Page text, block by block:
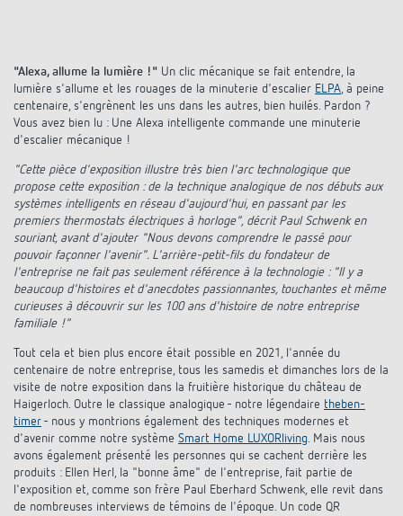
Commutation et variation fiables des LED
Aérez correctement: les capteurs de CO2
de Theben
Régulation de la température
Références
Application de Theben
Télérupteur impulsionnel OKTO de Theben
Historique
"Alexa, allume la lumière !" Un clic mécanique se fait entendre, la
lumière s'allume et les rouages de la minuterie d'escalier ELPA, à peine
centenaire, s'engrènent les uns dans les autres, bien huilés. Pardon ?
Vous avez bien lu : Une Alexa intelligente commande une minuterie
d'escalier mécanique !
"Cette pièce d'exposition illustre très bien l'arc technologique que
propose cette exposition : de la technique analogique de nos débuts aux
systèmes intelligents en réseau d'aujourd'hui, en passant par les
premiers thermostats électriques à horloge", décrit Paul Schwenk en
souriant, avant d'ajouter "Nous devons comprendre le passé pour
pouvoir façonner l'avenir". L'arrière-petit-fils du fondateur de
l'entreprise ne fait pas seulement référence à la technologie : "Il y a
beaucoup d'histoires et d'anecdotes passionnantes, touchantes et même
curieuses à découvrir sur les 100 ans d'histoire de notre entreprise
familiale !"
Tout cela et bien plus encore était possible en 2021, l'année du
centenaire de notre entreprise, tous les samedis et dimanches lors de la
visite de notre exposition dans la fruitière historique du château de
Haigerloch. Outre le classique analogique - notre légendaire theben-
timer - nous y montrions également des techniques modernes et
d'avenir comme notre système Smart Home LUXORliving. Mais nous
avons également présenté les personnes qui se cachent derrière les
produits : Ellen Herl, la "bonne âme" de l'entreprise, fait partie de
l'exposition et, comme son frère Paul Eberhard Schwenk, elle revit dans
de nombreuses interviews de témoins de l'époque. Un code QR